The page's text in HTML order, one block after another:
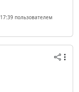
пользователем